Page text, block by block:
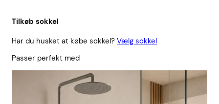
Tilkøb sokkel
Har du husket at købe sokkel? Vælg sokkel
Passer perfekt med